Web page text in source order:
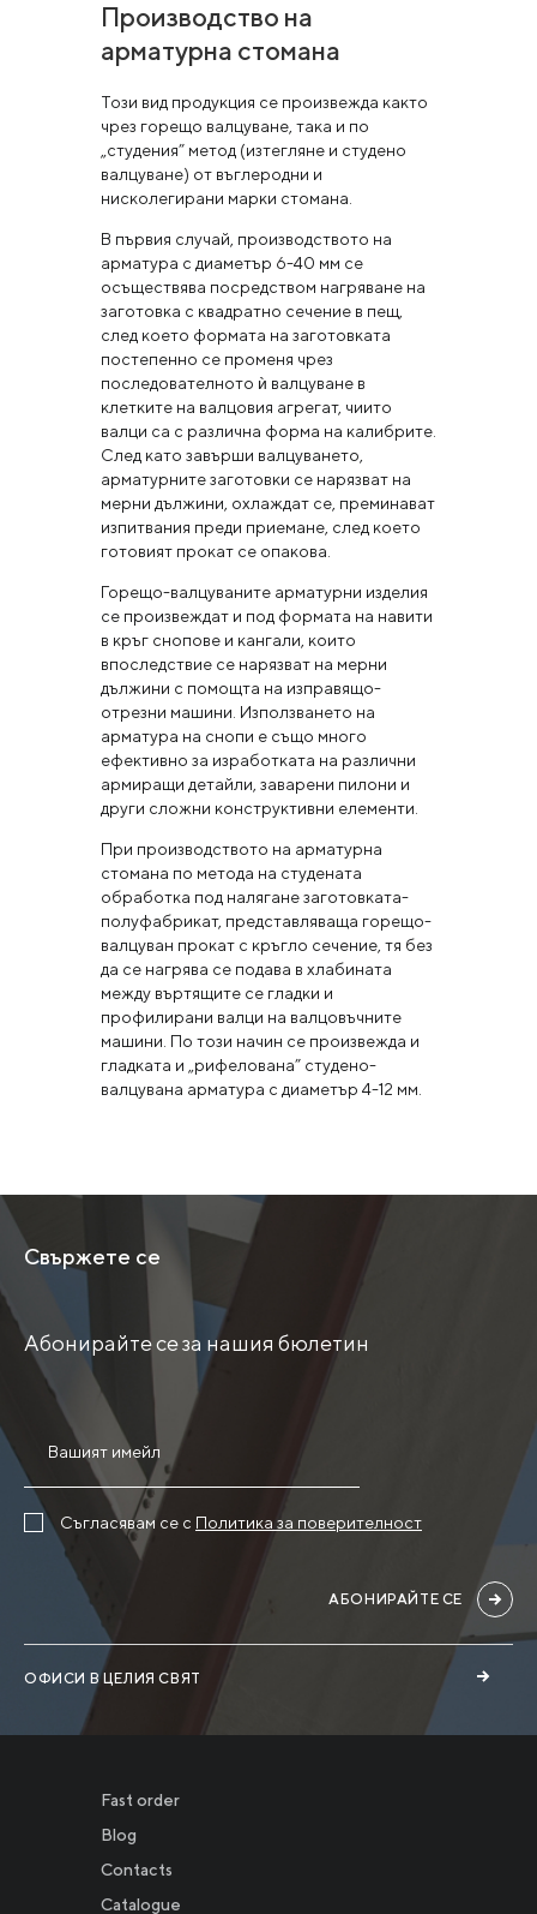
Производство на
арматурна стомана
Този вид продукция се произвежда както
чрез горещо валцуване, така и по
„студения” метод (изтегляне и студено
валцуване) от въглеродни и
нисколегирани марки стомана.
В първия случай, производството на
арматура с диаметър 6-40 мм се
осъществява посредством нагряване на
заготовка с квадратно сечение в пещ,
след което формата на заготовката
постепенно се променя чрез
последователното ѝ валцуване в
клетките на валцовия агрегат, чиито
валци са с различна форма на калибрите.
След като завърши валцуването,
арматурните заготовки се нарязват на
мерни дължини, охлаждат се, преминават
изпитвания преди приемане, след което
готовият прокат се опакова.
Горещо-валцуваните арматурни изделия
се произвеждат и под формата на навити
в кръг снопове и кангали, които
впоследствие се нарязват на мерни
дължини с помощта на изправящо-
отрезни машини. Използването на
арматура на снопи е също много
ефективно за изработката на различни
армиращи детайли, заварени пилони и
други сложни конструктивни елементи.
При производството на арматурна
стомана по метода на студената
обработка под налягане заготовката-
полуфабрикат, представляваща горещо-
валцуван прокат с кръгло сечение, тя без
да се нагрява се подава в хлабината
между въртящите се гладки и
профилирани валци на валцовъчните
машини. По този начин се произвежда и
гладката и „рифелована” студено-
валцувана арматура с диаметър 4-12 мм.
Свържете се
Абонирайте се за нашия бюлетин
ОФИСИ В ЦЕЛИЯ СВЯТ
Съгласявам се с Политика за поверителност
АБОНИРАЙТЕ СЕ
Fast order
Blog
Contacts
Catalogue